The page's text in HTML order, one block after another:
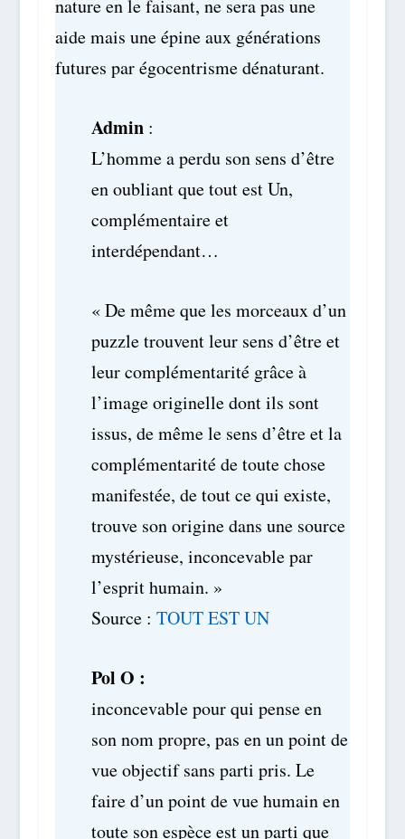
nature en le faisant, ne sera pas une
aide mais une épine aux générations
futures par égocentrisme dénaturant.
Admin:
L’homme a perdu son sens d’être
en oubliant que tout est Un,
complémentaire et
interdépendant…
« De même que les morceaux d’un
puzzle trouvent leur sens d’être et
leur complémentarité grâce à
l’image originelle dont ils sont
issus, de même le sens d’être et la
complémentarité de toute chose
manifestée, de tout ce qui existe,
trouve son origine dans une source
mystérieuse, inconcevable par
l’esprit humain. »
Source : TOUT EST UN
Pol O :
inconcevable pour qui pense en
son nom propre, pas en un point de
vue objectif sans parti pris. Le
faire d’un point de vue humain en
toute son espèce est un parti que